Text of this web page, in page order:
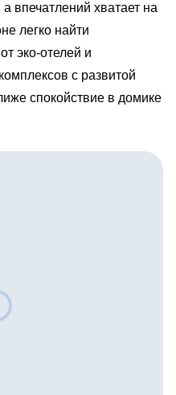
впечатлений хватает на
легко найти
эко-отелей и
с развитой
спокойствие в домике
дни на берегу
велосипедами и
самые хорошие
выезд за